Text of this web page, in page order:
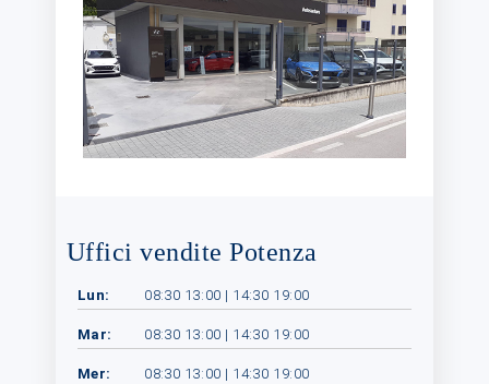
Uffici vendite Potenza
Lun: 08:30 13:00 | 14:30 19:00
Mar: 08:30 13:00 | 14:30 19:00
Mer: 08:30 13:00 | 14:30 19:00